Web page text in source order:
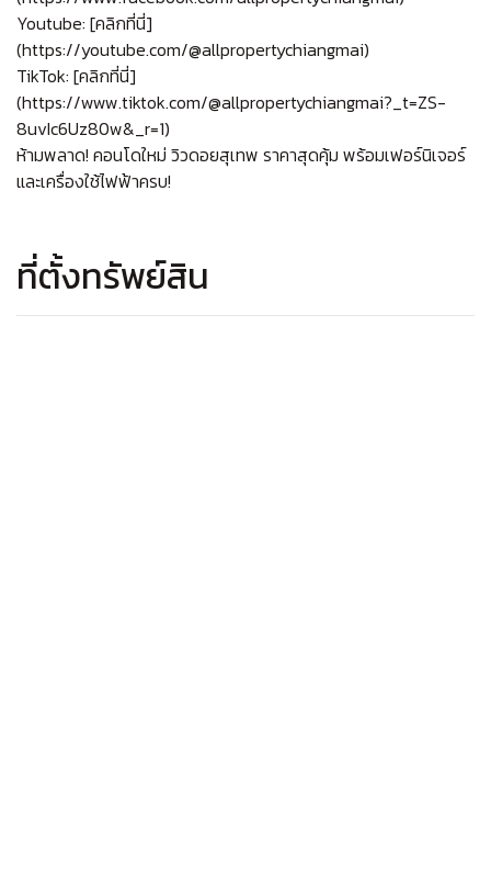
Youtube: [คลิกที่นี่]
(https://youtube.com/@allpropertychiangmai)
TikTok: [คลิกที่นี่]
(https://www.tiktok.com/@allpropertychiangmai?_t=ZS-
8uvIc6Uz80w&_r=1)
ห้ามพลาด! คอนโดใหม่ วิวดอยสุเทพ ราคาสุดคุ้ม พร้อมเฟอร์นิเจอร์
และเครื่องใช้ไฟฟ้าครบ!
ที่ตั้งทรัพย์สิน